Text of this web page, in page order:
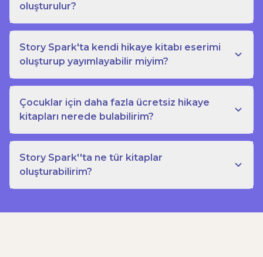
oluşturulur?
Story Spark'ta kendi hikaye kitabı eserimi
oluşturup yayımlayabilir miyim?
Çocuklar için daha fazla ücretsiz hikaye
kitapları nerede bulabilirim?
Story Spark''ta ne tür kitaplar
oluşturabilirim?